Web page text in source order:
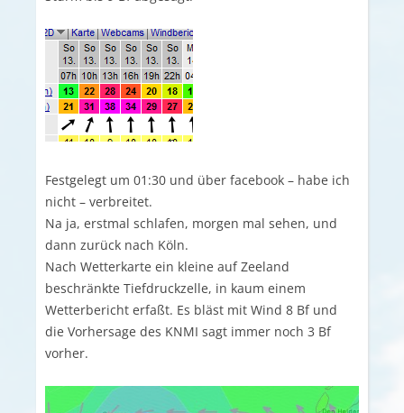
Festgelegt um 01:30 und über facebook – habe ich
nicht – verbreitet.
Na ja, erstmal schlafen, morgen mal sehen, und
dann zurück nach Köln.
Nach Wetterkarte ein kleine auf Zeeland
beschränkte Tiefdruckzelle, in kaum einem
Wetterbericht erfaßt. Es bläst mit Wind 8 Bf und
die Vorhersage des KNMI sagt immer noch 3 Bf
vorher.